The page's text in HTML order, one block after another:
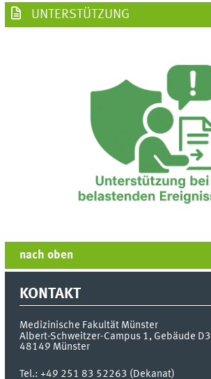
UNTERSTÜTZUNG
nach oben
KONTAKT
Medizinische Fakultät Münster
Albert-Schweitzer-Campus 1, Gebäude D3
48149 Münster
Tel.:+49 251 83 52263 (Dekanat)